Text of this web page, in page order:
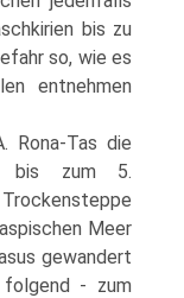
bis zu
so, wie es
entnehmen
Rona-Tas die
bis zum 5.
Meer
gewandert
- zum